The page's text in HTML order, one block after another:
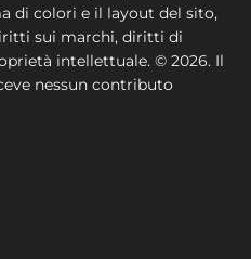
di colori e il layout del sito,
sui marchi, diritti di
intellettuale. © 2026. Il
nessun contributo